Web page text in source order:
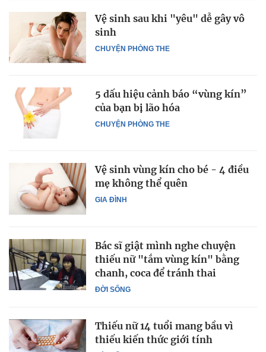
CHUYỆN PHÒNG THE
Vệ sinh sau khi "yêu" dễ gây vô
sinh
CHUYỆN PHÒNG THE
5 dấu hiệu cảnh báo “vùng kín”
của bạn bị lão hóa
GIA ĐÌNH
Vệ sinh vùng kín cho bé - 4 điều
mẹ không thể quên
ĐỜI SỐNG
Bác sĩ giật mình nghe chuyện
thiếu nữ "tắm vùng kín" bằng
chanh, coca để tránh thai
Thiếu nữ 14 tuổi mang bầu vì
thiếu kiến thức giới tính